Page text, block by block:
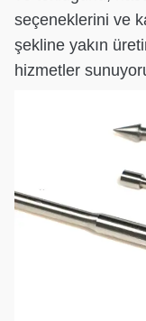
seçeneklerini ve
şekline yakın
hizmetler